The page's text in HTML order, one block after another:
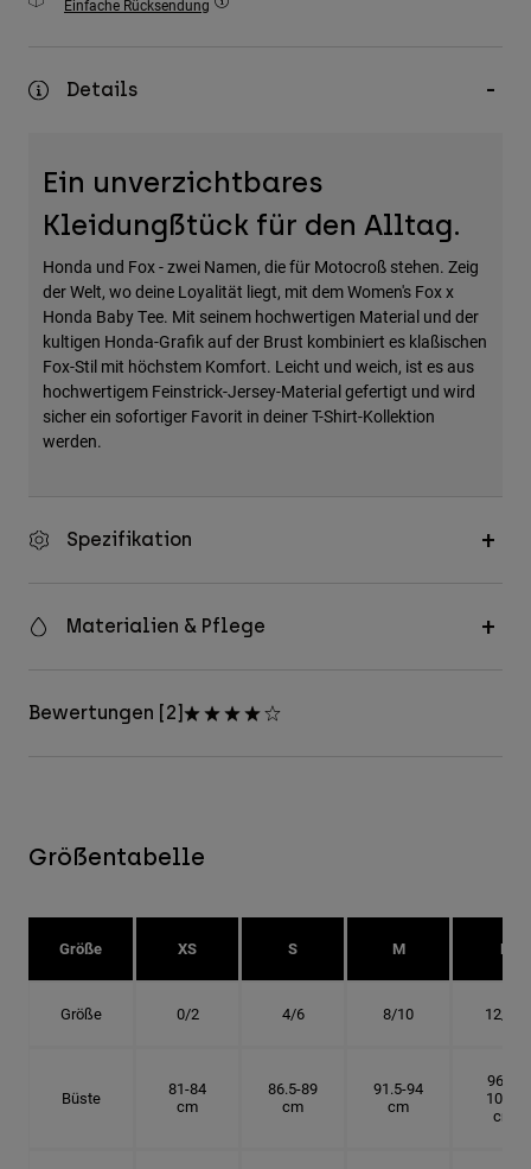
Zubehör
Taschen & Rucksäcke
Alle anzeigen
Einfache Rücksendung
Details
Ein unverzichtbares
Kleidungßtück für den Alltag.
Honda und Fox - zwei Namen, die für Motocroß stehen. Zeig
der Welt, wo deine Loyalität liegt, mit dem Women's Fox x
Honda Baby Tee. Mit seinem hochwertigen Material und der
kultigen Honda-Grafik auf der Brust kombiniert es klaßischen
Fox-Stil mit höchstem Komfort. Leicht und weich, ist es aus
hochwertigem Feinstrick-Jersey-Material gefertigt und wird
sicher ein sofortiger Favorit in deiner T-Shirt-Kollektion
werden.
Spezifikation
Materialien & Pflege
Bewertungen [2]
Größentabelle
Größe XS S M L
Größe 0/2 4/6 8/10 12/14
Büste
81-84
cm
86.5-89
cm
91.5-94
cm
96.5-
101.5
cm